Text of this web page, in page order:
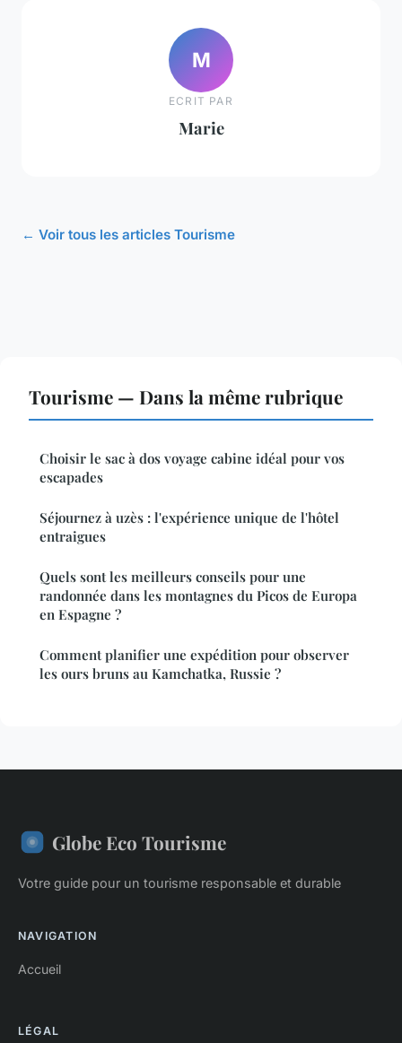
M
ECRIT PAR
Marie
← Voir tous les articles Tourisme
Tourisme — Dans la même rubrique
Choisir le sac à dos voyage cabine idéal pour vos
escapades
Séjournez à uzès : l'expérience unique de l'hôtel
entraigues
Quels sont les meilleurs conseils pour une
randonnée dans les montagnes du Picos de Europa
en Espagne ?
Comment planifier une expédition pour observer
les ours bruns au Kamchatka, Russie ?
Globe Eco Tourisme
Votre guide pour un tourisme responsable et durable
NAVIGATION
Accueil
LÉGAL